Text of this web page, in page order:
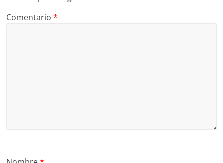
Comentario*